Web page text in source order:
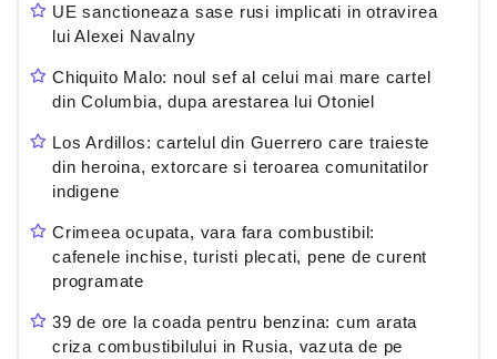
UE sanctioneaza sase rusi implicati in otravirea
lui Alexei Navalny
Chiquito Malo: noul sef al celui mai mare cartel
din Columbia, dupa arestarea lui Otoniel
Los Ardillos: cartelul din Guerrero care traieste
din heroina, extorcare si teroarea comunitatilor
indigene
Crimeea ocupata, vara fara combustibil:
cafenele inchise, turisti plecati, pene de curent
programate
39 de ore la coada pentru benzina: cum arata
criza combustibilului in Rusia, vazuta de pe